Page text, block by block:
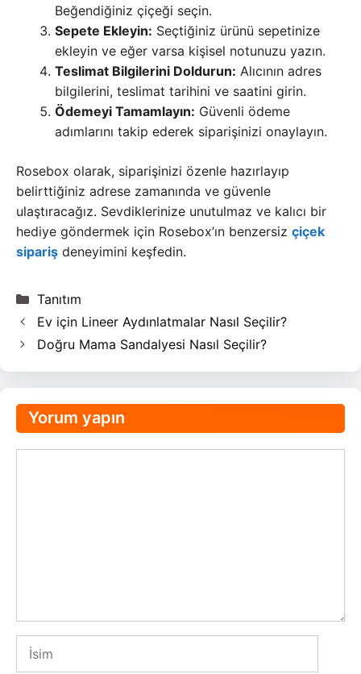
Beğendiğiniz çiçeği seçin.
Sepete Ekleyin: Seçtiğiniz ürünü sepetinize
ekleyin ve eğer varsa kişisel notunuzu yazın.
Teslimat Bilgilerini Doldurun: Alıcının adres
bilgilerini, teslimat tarihini ve saatini girin.
Ödemeyi Tamamlayın: Güvenli ödeme
adımlarını takip ederek siparişinizi onaylayın.
Rosebox olarak, siparişinizi özenle hazırlayıp
belirttiğiniz adrese zamanında ve güvenle
ulaştıracağız. Sevdiklerinize unutulmaz ve kalıcı bir
hediye göndermek için Rosebox’ın benzersiz çiçek
sipariş deneyimini keşfedin.
Kategoriler
Tanıtım
Ev için Lineer Aydınlatmalar Nasıl Seçilir?
Doğru Mama Sandalyesi Nasıl Seçilir?
Yorum yapın
İsim